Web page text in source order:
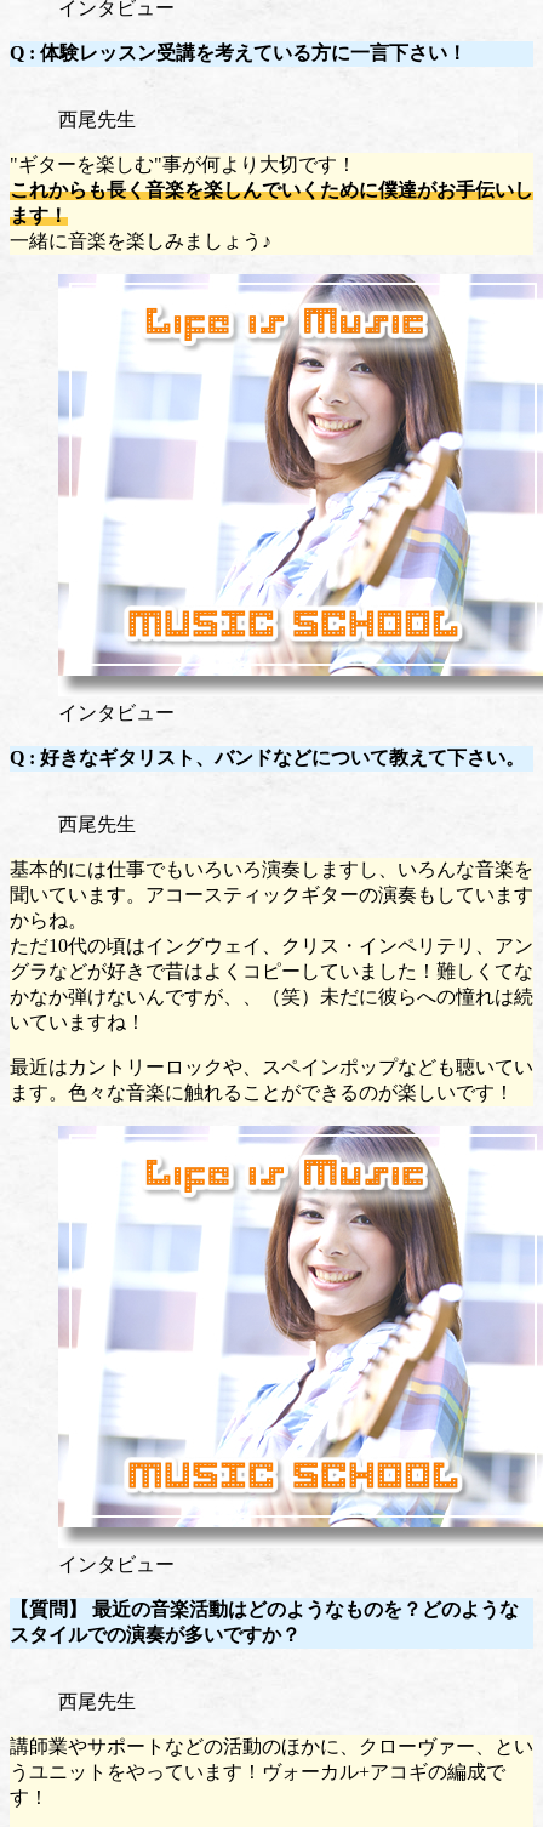
インタビュー
Q : 体験レッスン受講を考えている方に一言下さい！
西尾先生
"ギターを楽しむ"事が何より大切です！
これからも長く音楽を楽しんでいくために僕達がお手伝いし
ます！
一緒に音楽を楽しみましょう♪
インタビュー
Q : 好きなギタリスト、バンドなどについて教えて下さい。
西尾先生
基本的には仕事でもいろいろ演奏しますし、いろんな音楽を
聞いています。アコースティックギターの演奏もしています
からね。
ただ10代の頃はイングウェイ、クリス・インペリテリ、アン
グラなどが好きで昔はよくコピーしていました！難しくてな
かなか弾けないんですが、、（笑）未だに彼らへの憧れは続
いていますね！
最近はカントリーロックや、スペインポップなども聴いてい
ます。色々な音楽に触れることができるのが楽しいです！
インタビュー
【質問】 最近の音楽活動はどのようなものを？どのような
スタイルでの演奏が多いですか？
西尾先生
講師業やサポートなどの活動のほかに、クローヴァー、とい
うユニットをやっています！ヴォーカル+アコギの編成で
す！